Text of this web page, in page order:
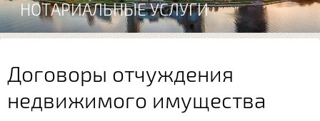
НОТАРИАЛЬНЫЕ УСЛУГИ
Договоры отчуждения
недвижимого имущества